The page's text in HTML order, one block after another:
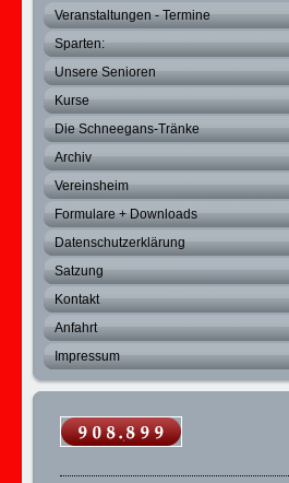
Veranstaltungen - Termine
Sparten:
Unsere Senioren
Kurse
Die Schneegans-Tränke
Archiv
Vereinsheim
Formulare + Downloads
Datenschutzerklärung
Satzung
Kontakt
Anfahrt
Impressum